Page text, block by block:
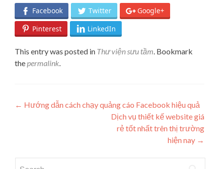
Facebook Twitter
Google+
Pinterest
LinkedIn
This entry was posted in Thư viện sưu tầm. Bookmark
thepermalink.
Post navigation
← Hướng dẫn cách chạy quảng cáo Facebook hiệu quả
Dịch vụ thiết kế website giá
rẻ tốt nhất trên thị trường
hiện nay →